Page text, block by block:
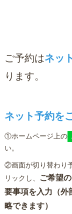
ご予約はネッ
ります。
ネット予約を
①ホームページ上の
い。
②画面が切り替わり
リックし、 ご希望
要事項を入力（
略できます）